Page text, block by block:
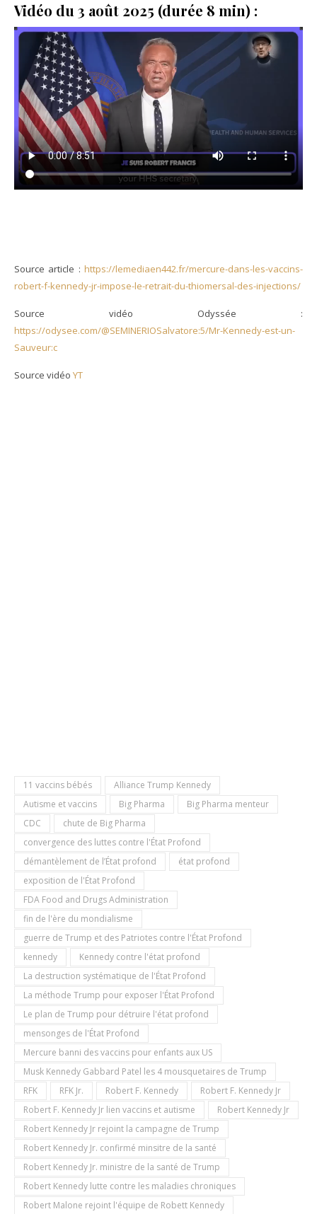
Vidéo du 3 août 2025 (durée 8 min) :
Source article : https://lemediaen442.fr/mercure-dans-les-vaccins-
robert-f-kennedy-jr-impose-le-retrait-du-thiomersal-des-injections/
Source vidéo Odyssée :
https://odysee.com/@SEMINERIOSalvatore:5/Mr-Kennedy-est-un-
Sauveur:c
Source vidéo YT
11 vaccins bébés
Alliance Trump Kennedy
Autisme et vaccins
Big Pharma
Big Pharma menteur
CDC
chute de Big Pharma
convergence des luttes contre l'État Profond
démantèlement de l’État profond
état profond
exposition de l'État Profond
FDA Food and Drugs Administration
fin de l'ère du mondialisme
guerre de Trump et des Patriotes contre l'État Profond
kennedy
Kennedy contre l'état profond
La destruction systématique de l'État Profond
La méthode Trump pour exposer l'État Profond
Le plan de Trump pour détruire l'état profond
mensonges de l'État Profond
Mercure banni des vaccins pour enfants aux US
Musk Kennedy Gabbard Patel les 4 mousquetaires de Trump
RFK
RFK Jr. Robert F. Kennedy
Robert F. Kennedy Jr
Robert F. Kennedy Jr lien vaccins et autisme
Robert Kennedy Jr
Robert Kennedy Jr rejoint la campagne de Trump
Robert Kennedy Jr. confirmé minsitre de la santé
Robert Kennedy Jr. ministre de la santé de Trump
Robert Kennedy lutte contre les maladies chroniques
Robert Malone rejoint l'équipe de Robett Kennedy